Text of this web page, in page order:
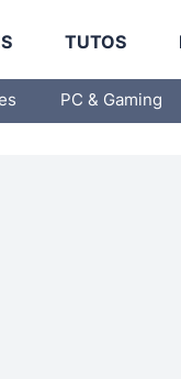
TUTOS
PC & Gaming